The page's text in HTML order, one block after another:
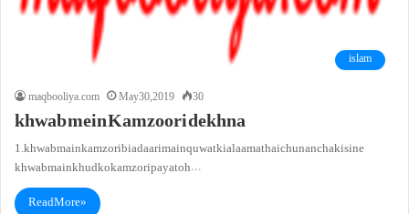
islam
maqbooliya.com
May 30, 2019 30
khwab mein Kamzoori dekhna
1. khwab main kamzori biadaari main quwat ki alaamat hai chunancha kisi ne
khwab main khud ko kamzori paya toh…
Read More »